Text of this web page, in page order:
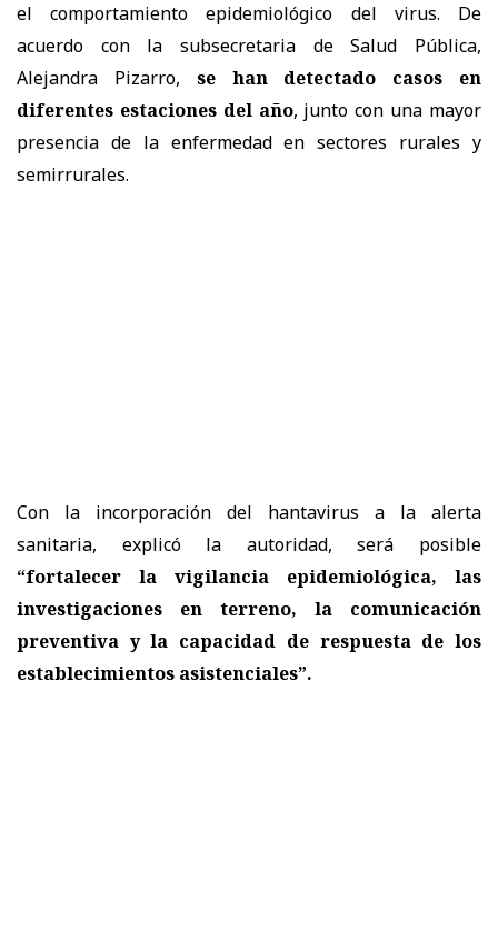
el comportamiento epidemiológico del virus. De
acuerdo con la subsecretaria de Salud Pública,
Alejandra Pizarro, se han detectado casos en
diferentes estaciones del año, junto con una mayor
presencia de la enfermedad en sectores rurales y
semirrurales.
Con la incorporación del hantavirus a la alerta
sanitaria, explicó la autoridad, será posible
“fortalecer la vigilancia epidemiológica, las
investigaciones en terreno, la comunicación
preventiva y la capacidad de respuesta de los
establecimientos asistenciales”.